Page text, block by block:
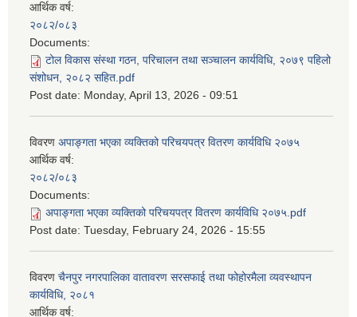
आर्थिक वर्ष:
२०८२/०८३
Documents:
टोल विकास संस्था गठन, परिचालन तथा सञ्चालन कार्यविधि, २०७९ पहिलो
संशोधन, २०८२ सहित.pdf
Post date: Monday, April 13, 2026 - 09:51
विवरण अपाङ्गता भएका व्यक्तिको परिचयपत्र वितरण कार्यविधि २०७५
आर्थिक वर्ष:
२०८२/०८३
Documents:
अपाङ्गता भएका व्यक्तिको परिचयपत्र वितरण कार्यविधि २०७५.pdf
Post date: Tuesday, February 24, 2026 - 15:55
विवरण चैनपुर नगरपालिका वातावरण सरसफाई तथा फोहोरमैला व्यवस्थापन
कार्यविधि, २०८१
आर्थिक वर्ष: